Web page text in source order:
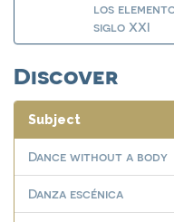
los
siglo XXI
Discover
Subject
Dance without a body
Danza escénica